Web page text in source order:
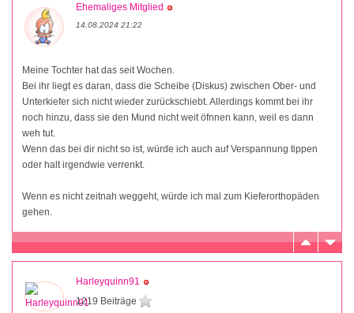
Ehemaliges Mitglied
14.08.2024 21:22
Meine Tochter hat das seit Wochen.
Bei ihr liegt es daran, dass die Scheibe (Diskus) zwischen Ober- und
Unterkiefer sich nicht wieder zurückschiebt. Allerdings kommt bei ihr
noch hinzu, dass sie den Mund nicht weit öfnnen kann, weil es dann
weh tut.
Wenn das bei dir nicht so ist, würde ich auch auf Verspannung tippen
oder halt irgendwie verrenkt.
Wenn es nicht zeitnah weggeht, würde ich mal zum Kieferorthopäden
gehen.
Harleyquinn91
1219 Beiträge